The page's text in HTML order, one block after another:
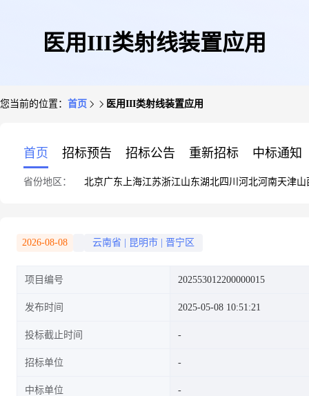
医用III类射线装置应用
您当前的位置： 首页 医用III类射线装置应用
首页 招标预告 招标公告 重新招标 中标通知
省份地区： 北京广东 上海江苏浙江山东湖北四川 河北河南天津山
2026-08-08 云南省 昆明市 晋宁区
项目编号 202553012200000015
发布时间 2025-05-08 10:51:21
投标截止时间
招标单位
中标单位